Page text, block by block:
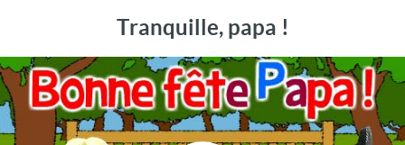
Tranquille, papa !